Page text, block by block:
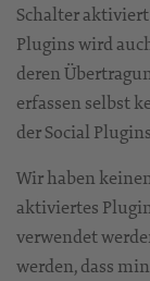
Schalter
Plugins wird
deren
erfassen selbst
der Social
Wir haben
aktiviertes
verwendet
werden, dass